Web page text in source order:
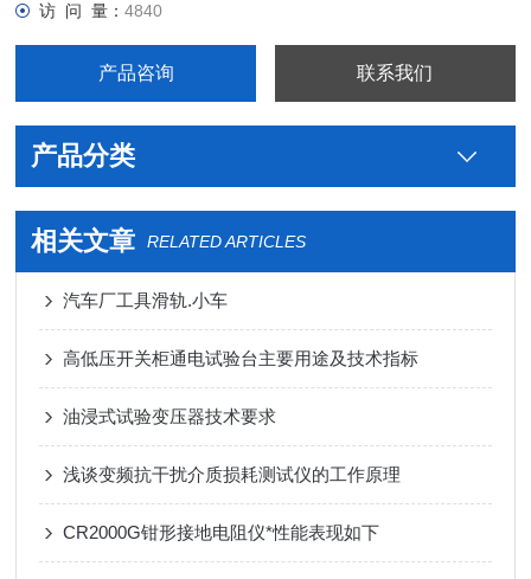
访 问 量：4840
产品咨询 联系我们
产品分类
相关文章 RELATED ARTICLES
汽车厂工具滑轨.小车
高低压开关柜通电试验台主要用途及技术指标
油浸式试验变压器技术要求
浅谈变频抗干扰介质损耗测试仪的工作原理
CR2000G钳形接地电阻仪*性能表现如下